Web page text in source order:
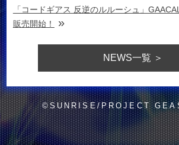
「コードギアス 反逆のルルーシュ」
販売開始！
»
NEWS一覧 ＞
©SUNRISE/PROJECT